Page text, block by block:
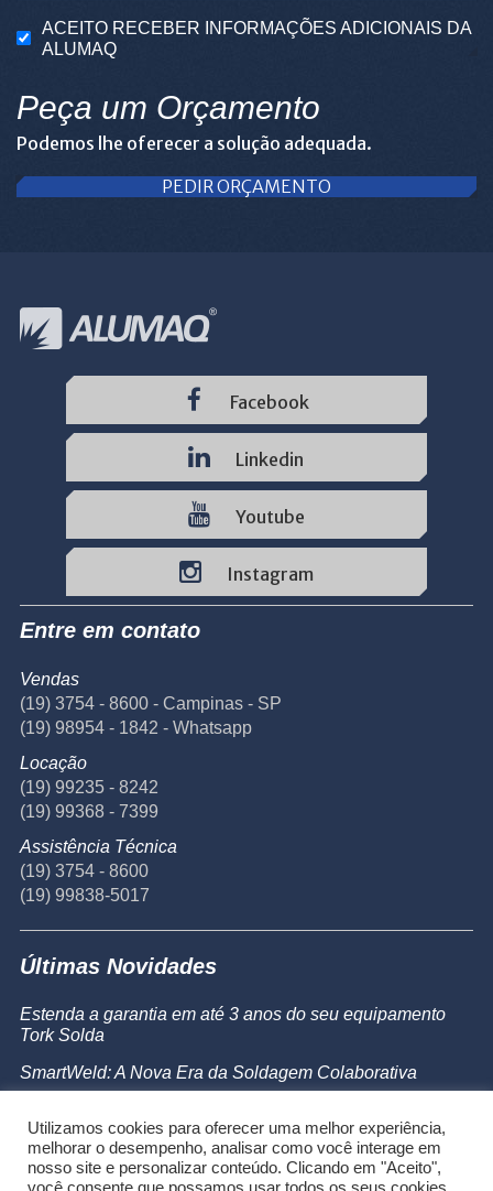
ACEITO RECEBER INFORMAÇÕES ADICIONAIS DA
ALUMAQ
Peça um Orçamento
Podemos lhe oferecer a solução adequada.
PEDIR ORÇAMENTO
Facebook
Linkedin
Youtube
Instagram
Entre em contato
Vendas
(19) 3754 - 8600 - Campinas - SP
(19) 98954 - 1842 - Whatsapp
Locação
(19) 99235 - 8242
(19) 99368 - 7399
Assistência Técnica
(19) 3754 - 8600
(19) 99838-5017
Últimas Novidades
Estenda a garantia em até 3 anos do seu equipamento
Tork Solda
SmartWeld: A Nova Era da Soldagem Colaborativa
Powermax 45 SYNC
Utilizamos cookies para oferecer uma melhor experiência,
melhorar o desempenho, analisar como você interage em
nosso site e personalizar conteúdo. Clicando em "Aceito",